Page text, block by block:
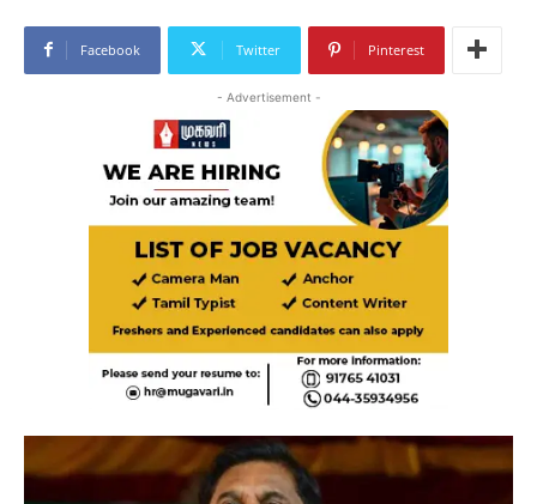
Facebook Twitter Pinterest
- Advertisement -